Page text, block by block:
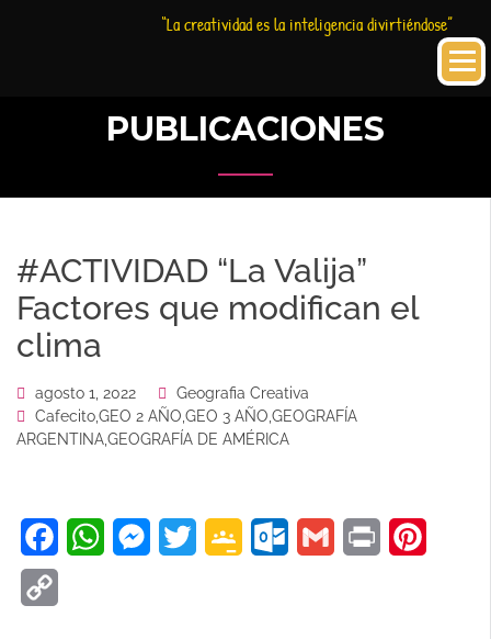
“La creatividad es la inteligencia divirtiéndose”
PUBLICACIONES
#ACTIVIDAD “La Valija”
Factores que modifican el
clima
agosto 1, 2022
Geografia Creativa
CafecitoGEO 2 AÑO GEO 3 AÑO GEOGRAFÍA
ARGENTINAGEOGRAFÍA DE AMÉRICA
FacebookWhatsAppMessenger
Twitter Google Outlook.com
Gmail Print